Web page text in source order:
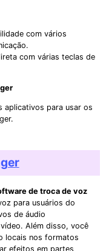
com vários
com várias teclas de
aplicativos para usar os
de troca de voz
para usuários do
de áudio
Além disso, você
locais nos formatos
efeitos em partes